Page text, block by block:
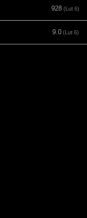
928 (Lut 6)
9.0(Lut 6)